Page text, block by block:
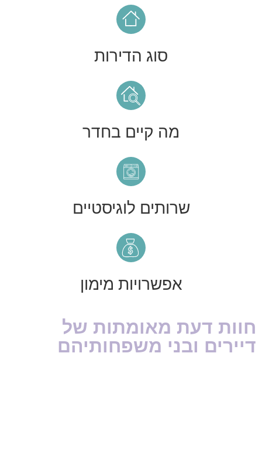
סוג הדירות
מה קיים בחדר
שרותים לוגיסטיים
אפשרויות מימון
חוות דעת מאומתות של
דיירים ובני משפחותיהם